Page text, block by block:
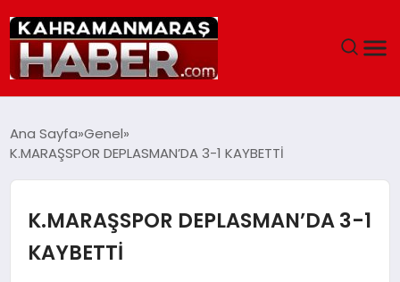
SIYASET
EĞITIM
EKONOMI
Ana Sayfa Genel
K.MARAŞSPOR DEPLASMAN’DA 3-1 KAYBETTİ
K.MARAŞSPOR DEPLASMAN’DA 3-1
KAYBETTİ